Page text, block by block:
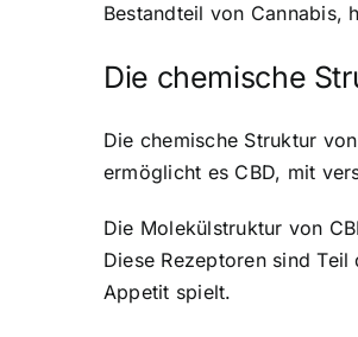
Bestandteil von Cannabis,
Die chemische
Die chemische Struktur
ermöglicht es CBD, mit
Die Molekülstruktur von
Diese Rezeptoren sind
Appetit spielt.